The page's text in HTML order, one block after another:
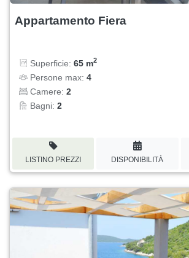
Appartamento Fiera
Superficie: 65 m2
Persone max: 4
Camere: 2
Bagni: 2
LISTINO PREZZI DISPONIBILITÀ